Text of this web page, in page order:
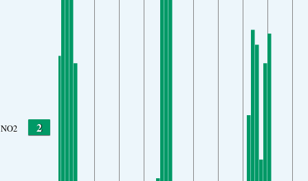
NO2 2